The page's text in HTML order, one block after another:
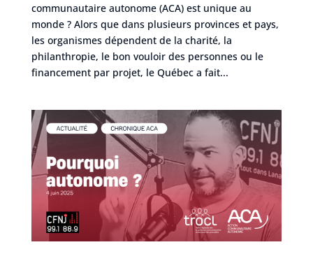
communautaire autonome (ACA) est unique au
monde ? Alors que dans plusieurs provinces et pays,
les organismes dépendent de la charité, la
philanthropie, le bon vouloir des personnes ou le
financement par projet, le Québec a fait...